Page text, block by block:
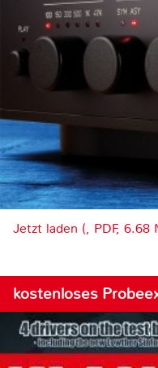
Jetzt laden (, PDF, 6.68
kostenloses